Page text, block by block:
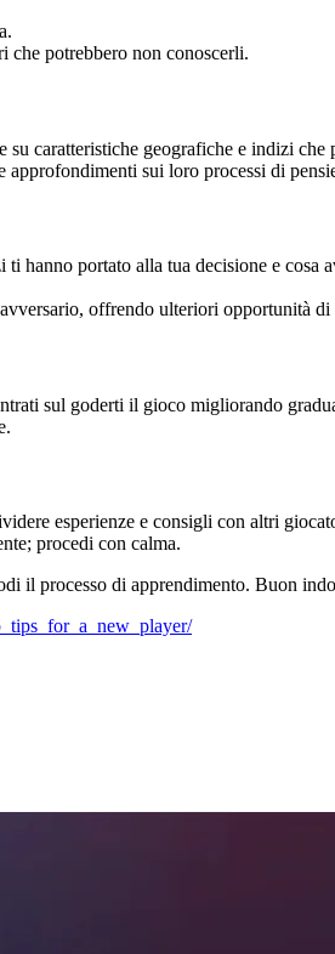
che potrebbero non conoscerli.
caratteristiche geografiche e indizi
sui loro processi di
portato alla tua decisione e cosa
offrendo ulteriori opportunità di
sul goderti il gioco migliorando
esperienze e consigli con altri
procedi con calma.
il processo di apprendimento. Buon